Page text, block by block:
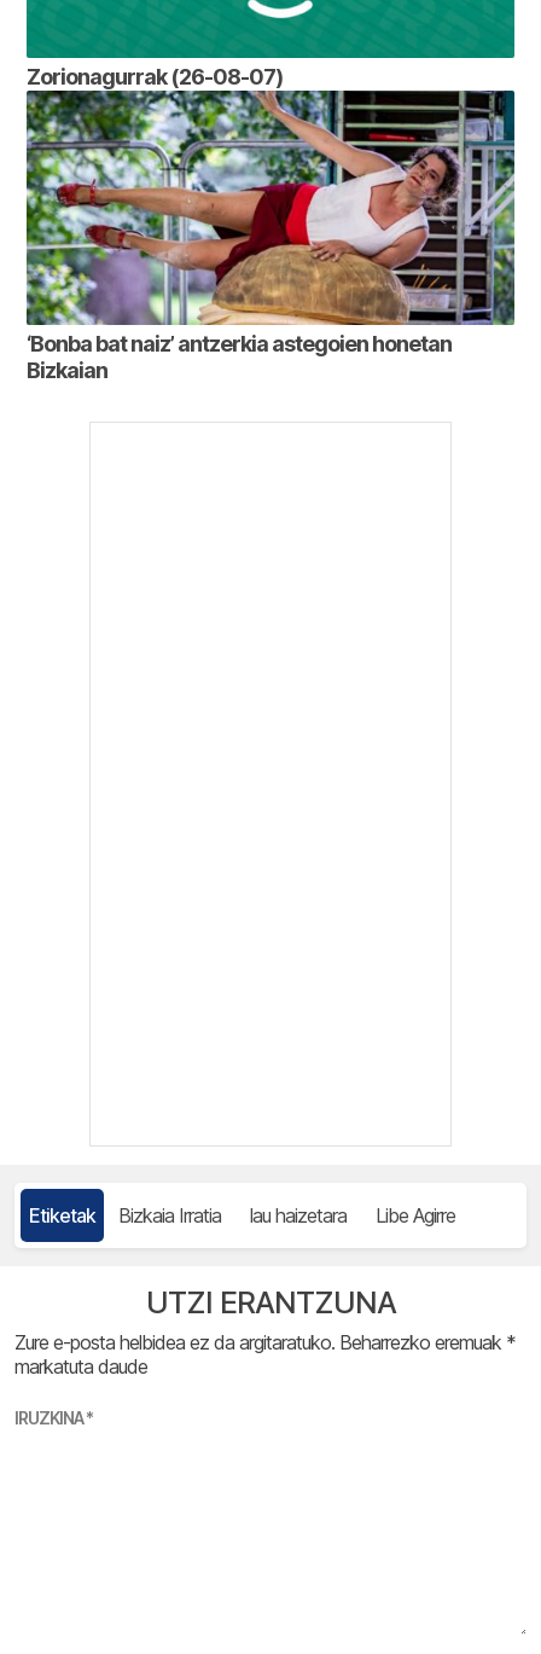
Zorionagurrak (26-08-07)
‘Bonba bat naiz’ antzerkia astegoien honetan
Bizkaian
Etiketak Bizkaia Irratia lau haizetara Libe Agirre
UTZI ERANTZUNA
Zure e-posta helbidea ez da argitaratuko. Beharrezko eremuak *
markatuta daude
IRUZKINA*